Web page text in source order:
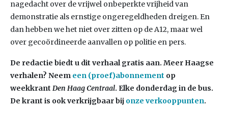
nagedacht over de vrijwel onbeperkte vrijheid van
demonstratie als ernstige ongeregeldheden dreigen. En
dan hebben we het niet over zitten op de A12, maar wel
over gecoördineerde aanvallen op politie en pers.
De redactie biedt u dit verhaal gratis aan. Meer Haagse
verhalen? Neem een (proef)abonnement op
weekkrant Den Haag Centraal. Elke donderdag in de bus.
De krant is ook verkrijgbaar bij onze verkooppunten.